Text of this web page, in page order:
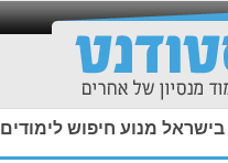
מנוע חיפוש